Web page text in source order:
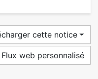
cette notice
Flux web personnalisé